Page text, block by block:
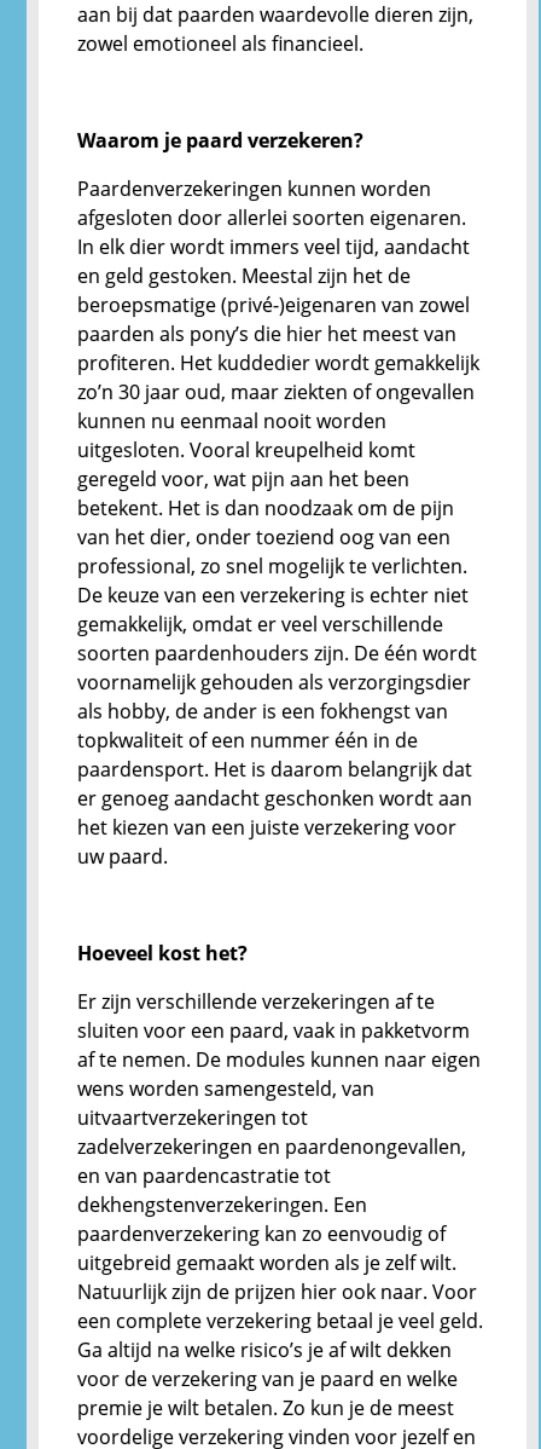
aan bij dat paarden waardevolle dieren zijn,
zowel emotioneel als financieel.
Waarom je paard verzekeren?
Paardenverzekeringen kunnen worden
afgesloten door allerlei soorten eigenaren.
In elk dier wordt immers veel tijd, aandacht
en geld gestoken. Meestal zijn het de
beroepsmatige (privé-)eigenaren van zowel
paarden als pony’s die hier het meest van
profiteren. Het kuddedier wordt gemakkelijk
zo’n 30 jaar oud, maar ziekten of ongevallen
kunnen nu eenmaal nooit worden
uitgesloten. Vooral kreupelheid komt
geregeld voor, wat pijn aan het been
betekent. Het is dan noodzaak om de pijn
van het dier, onder toeziend oog van een
professional, zo snel mogelijk te verlichten.
De keuze van een verzekering is echter niet
gemakkelijk, omdat er veel verschillende
soorten paardenhouders zijn. De één wordt
voornamelijk gehouden als verzorgingsdier
als hobby, de ander is een fokhengst van
topkwaliteit of een nummer één in de
paardensport. Het is daarom belangrijk dat
er genoeg aandacht geschonken wordt aan
het kiezen van een juiste verzekering voor
uw paard.
Hoeveel kost het?
Er zijn verschillende verzekeringen af te
sluiten voor een paard, vaak in pakketvorm
af te nemen. De modules kunnen naar eigen
wens worden samengesteld, van
uitvaartverzekeringen tot
zadelverzekeringen en paardenongevallen,
en van paardencastratie tot
dekhengstenverzekeringen. Een
paardenverzekering kan zo eenvoudig of
uitgebreid gemaakt worden als je zelf wilt.
Natuurlijk zijn de prijzen hier ook naar. Voor
een complete verzekering betaal je veel geld.
Ga altijd na welke risico’s je af wilt dekken
voor de verzekering van je paard en welke
premie je wilt betalen. Zo kun je de meest
voordelige verzekering vinden voor jezelf en